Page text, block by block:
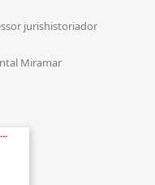
jurishistoriador
Miramar